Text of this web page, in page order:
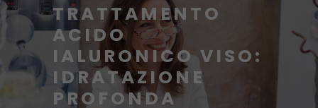
TRATTAMENTO
ACIDO
IALURONICO VISO:
IDRATAZIONE
PROFONDA